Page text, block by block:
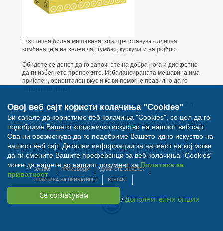
Овој веб сајт користи колачиња "Cookies"
Би сакале да користиме веб колачиња "Cookies", со цел да го
подобриме Вашето корисничко искуство на нашиот веб сајт.
Ова ни овозможува да го подобриме Вашето идно искуство на
нашиот веб сајт. Детални информации за начинот на кој може
да ги смените Вашите преференци за веб колачиња "Cookies“
може да најдете во нашиот документ за Политика за
приватност
/Дополнителни опции
Егзотична билна мешавина, која претставува одлична
комбинација на зелен чај, ѓумбир, куркума и на ројбос.
Обидете се денот да го започнете на добра нога и дискретно
да ги избегнете препрекитe. Избалансираната мешавина има
пријатен, ориентален вкус и ќе ви помогне правилно да го
Секое пакување содржи 20 филтер-кесички, секоја со по 2 g
чајна мешавина.
© Билна Аптека 2012. Сите права задржани. Developed byNextsense
ЗА НАС ПРОИЗВОДИ
ДАЛИ СТЕ ЗНАЕЛЕ?
ПОЛИТИКА НА ПРИВАТНОСТ
КОНТАКТ